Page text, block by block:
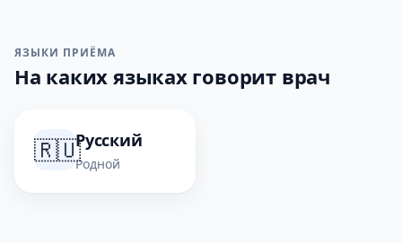
ЯЗЫКИ ПРИЁМА
На каких языках говорит врач
🇷🇺Русский
Родной